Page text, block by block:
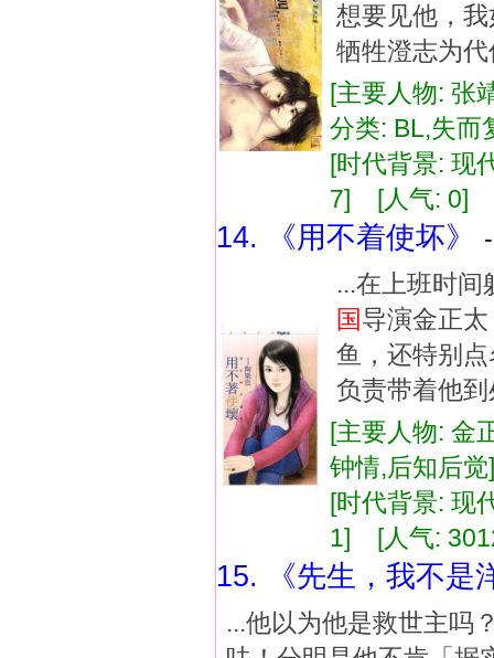
想要见他，
牺牲澄志为
[主要人物: 张
分类: BL,失
[时代背景:
7] [人气: 0]
14. 《用不着使坏》
...在上班时
国导演金正
鱼，还特别
负责带着
[主要人物: 金
钟情,后知后
[时代背景:
1] [人气:
15. 《先生，我不是
...他以为他是救世主吗